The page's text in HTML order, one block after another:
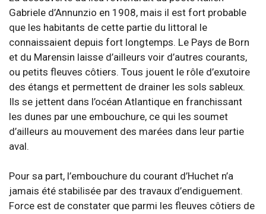
Gabriele d’Annunzio en 1908, mais il est fort probable
que les habitants de cette partie du littoral le
connaissaient depuis fort longtemps. Le Pays de Born
et du Marensin laisse d’ailleurs voir d’autres courants,
ou petits fleuves côtiers. Tous jouent le rôle d’exutoire
des étangs et permettent de drainer les sols sableux.
Ils se jettent dans l’océan Atlantique en franchissant
les dunes par une embouchure, ce qui les soumet
d’ailleurs au mouvement des marées dans leur partie
aval.
Pour sa part, l’embouchure du courant d’Huchet n’a
jamais été stabilisée par des travaux d’endiguement.
Force est de constater que parmi les fleuves côtiers de